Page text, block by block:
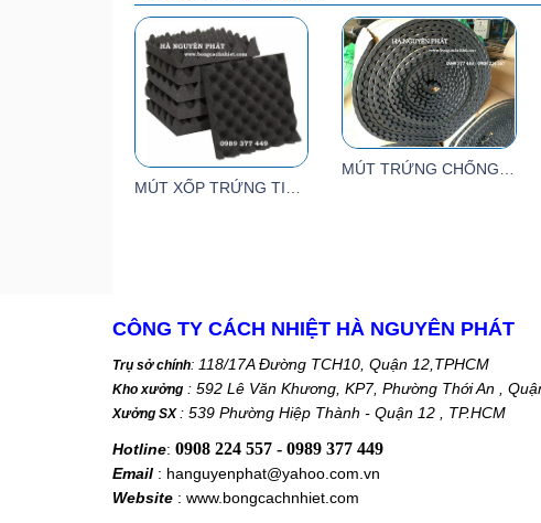
CÔNG TY CÁCH NHIỆT HÀ NGUYÊN PHÁT
Trụ sở chính: 118/17A Đường TCH10, Quận 12,TPHCM
Kho xưởng : 592 Lê Văn Khương, KP7, Phường Thới An ,
Xưởng SX : 539 Phường Hiệp Thành - Quận 12 , TP.HCM
Hotline: 0908 224 557 - 0989 377 449
Email : hanguyenphat@yahoo.com.vn
Website : www.bongcachnhiet.com